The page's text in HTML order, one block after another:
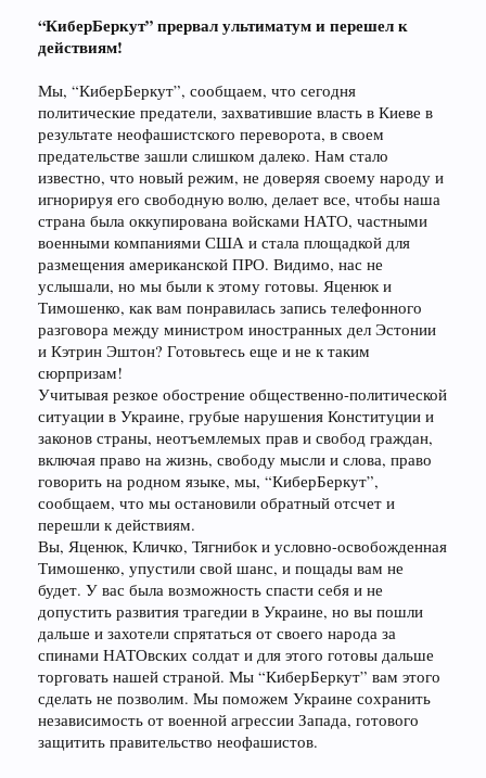
“КиберБеркут” прервал ультиматум и перешел к
действиям!
Мы, “КиберБеркут”, сообщаем, что сегодня
политические предатели, захватившие власть в Киеве в
результате неофашистского переворота, в своем
предательстве зашли слишком далеко. Нам стало
известно, что новый режим, не доверяя своему народу и
игнорируя его свободную волю, делает все, чтобы наша
страна была оккупирована войсками НАТО, частными
военными компаниями США и стала площадкой для
размещения американской ПРО. Видимо, нас не
услышали, но мы были к этому готовы. Яценюк и
Тимошенко, как вам понравилась запись телефонного
разговора между министром иностранных дел Эстонии
и Кэтрин Эштон? Готовьтесь еще и не к таким
сюрпризам!
Учитывая резкое обострение общественно-политической
ситуации в Украине, грубые нарушения Конституции и
законов страны, неотъемлемых прав и свобод граждан,
включая право на жизнь, свободу мысли и слова, право
говорить на родном языке, мы, “КиберБеркут”,
сообщаем, что мы остановили обратный отсчет и
перешли к действиям.
Вы, Яценюк, Кличко, Тягнибок и условно-освобожденная
Тимошенко, упустили свой шанс, и пощады вам не
будет. У вас была возможность спасти себя и не
допустить развития трагедии в Украине, но вы пошли
дальше и захотели спрятаться от своего народа за
спинами НАТОвских солдат и для этого готовы дальше
торговать нашей страной. Мы “КиберБеркут” вам этого
сделать не позволим. Мы поможем Украине сохранить
независимость от военной агрессии Запада, готового
защитить правительство неофашистов.